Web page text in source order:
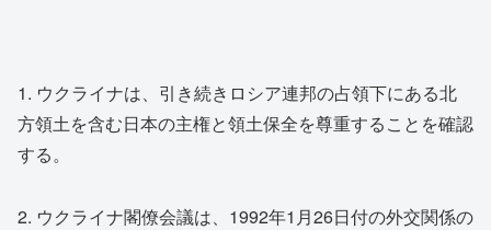
1. ウクライナは、引き続きロシア連邦の占領下にある北
方領土を含む日本の主権と領土保全を尊重することを確認
する。
2. ウクライナ閣僚会議は、1992年1月26日付の外交関係の